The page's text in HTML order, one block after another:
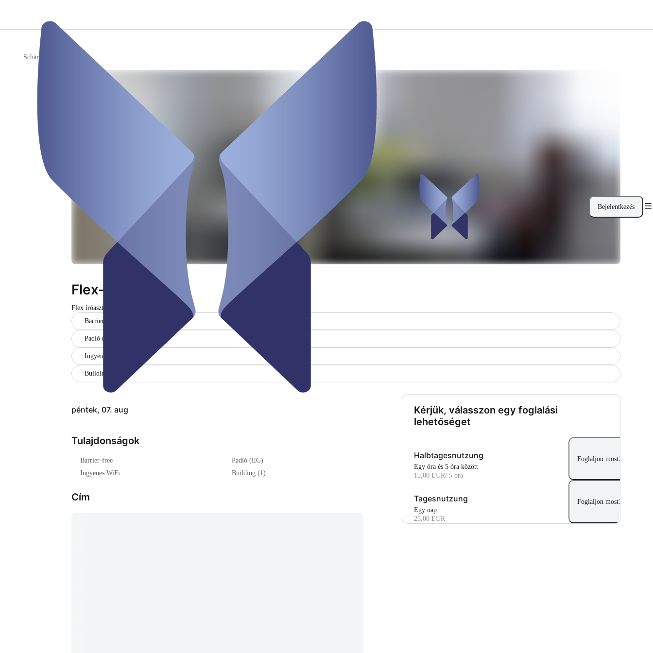
Bejelentkezés
Schärhaus
Flex-Desk
Flex-Desk
Flex íróasztal
Barrier-free
Padló (EG)
Ingyenes WiFi
Building (1)
péntek, 07. aug
Tulajdonságok
Barrier-free
Padló (EG)
Ingyenes WiFi
Building (1)
Cím
Kérjük, válasszon egy foglalási
lehetőséget
Halbtagesnutzung
egy óra és 5 óra között
15,00 EUR/ 5 óra
Foglaljon most
Tagesnutzung
Egy nap
25,00 EUR
Foglaljon most